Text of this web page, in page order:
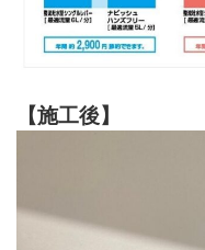
【施工後】